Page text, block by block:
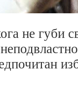
не губи